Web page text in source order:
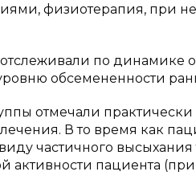
физиотерапия, при
по
обсемененности
отмечали практически
В то время как
частичного
активности пациента